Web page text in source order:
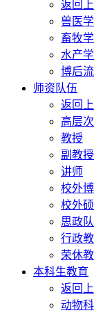
返回
兽医
畜牧
水产
博后
师资队伍
返回
高层
教授
副教授
讲师
校外
校外
思政
行政
荣休
本科生教育
返回
动物